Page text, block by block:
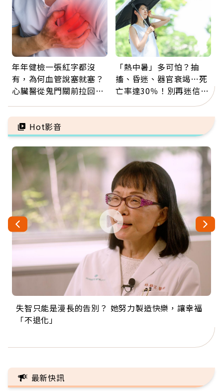
年年健檢一張紅字都沒
有，為何血管說塞就塞？
心臟醫從鬼門關前拉回病
字
「熱中暑」多可怕？抽
搐、昏迷、器官衰竭…死
亡率達30％！別再迷信
「擦酒精、吃退燒藥」，
5招才能真救命
Hot影音
失智只能是漫長的告別？ 她努力製造快樂，讓幸福
「不退化」
來自剛果的巧克力神父 為台灣奉獻36年 「台灣是我
的家，我連作夢都講台語！」
63歲卸矽谷副總、搬回台灣找快樂！「蛋黃哥小
丑」走進安養院，逗樂上萬爺奶：退休後才開始真
104歲打破金氏世界紀錄 成為全球最年長羽球選
手，分享長壽的秘密原來是「這個」
事業巔峰他選擇追夢…黑手阿伯拉小提琴還登上小
巨蛋！連CNN都大讚！
最新快訊